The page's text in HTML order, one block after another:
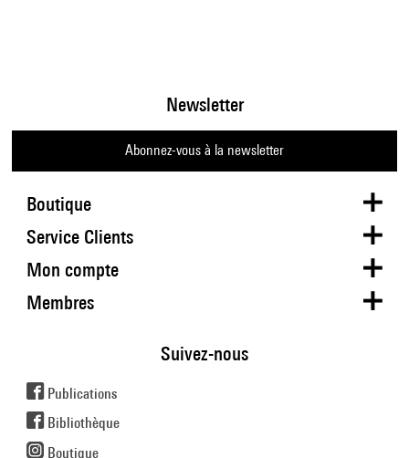
Boutique
Newsletter
Abonnez-vous à la newsletter
Service Clients
Mon compte
Membres
Suivez-nous
Publications
Bibliothèque
Boutique